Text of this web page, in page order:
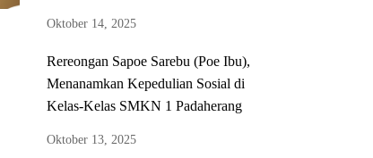
Oktober 14, 2025
Rereongan Sapoe Sarebu (Poe Ibu),
Menanamkan Kepedulian Sosial di
Kelas-Kelas SMKN 1 Padaherang
Oktober 13, 2025